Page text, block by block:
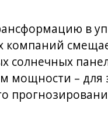
в
компаний
солнечных
мощности – для